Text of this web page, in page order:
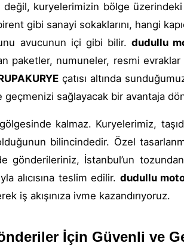
değil, kuryelerimizin bölge
gibi sanayi sokaklarını, hangi
avucunun içi gibi bilir. dudullu
paketler, numuneler, resmi
çatısı altında
geçmenizi sağlayacak bir avantaja
kalmaz. Kuryelerimiz,
bilincindedir. Özel
gönderileriniz, İstanbul’un
alıcısına teslim edilir. dudullu
iş akışınıza ivme kazandırıyoruz.
İçin Güvenli ve